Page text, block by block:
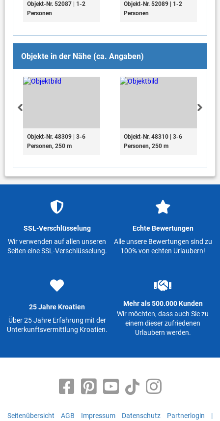
Objekt-Nr. 52087 | 1-2
Personen
Objekt-Nr. 52089 | 1-2
Personen
Objekte in der Nähe (ca. Angaben)
Objekt-Nr. 48309 | 3-6
Personen, 250 m
Objekt-Nr. 48310 | 3-6
Personen, 250 m
SSL-Verschlüsselung
Wir verwenden auf allen unseren
Seiten eine SSL-Verschlüsselung.
Echte Bewertungen
Alle unsere Bewertungen sind zu
100% von echten Urlaubern!
25 Jahre Kroatien
Über 25 Jahre Erfahrung mit der
Unterkunftsvermittlung Kroatien.
Mehr als 500.000 Kunden
Wir möchten, dass auch Sie zu
einem dieser zufriedenen
Urlaubern werden.
Seitenübersicht AGB Impressum Datenschutz Partnerlogin |